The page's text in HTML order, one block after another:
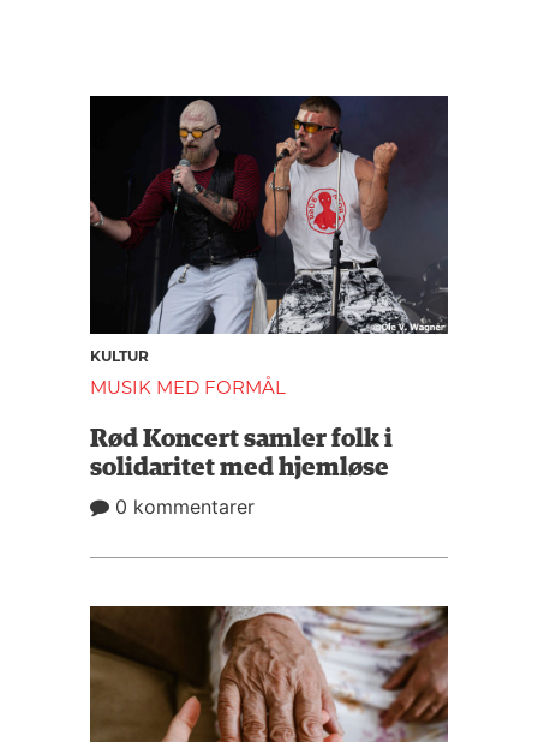
KULTUR
MUSIK MED FORMÅL
Rød Koncert samler folk i
solidaritet med hjemløse
0 kommentarer